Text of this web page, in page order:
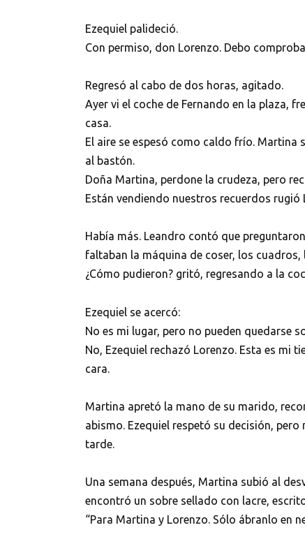
Ezequiel palideció.
Con permiso, don Lorenzo. Debo
Regresó al cabo de dos horas, agitado.
Ayer vi el coche de Fernando en la plaza,
casa.
El aire se espesó como caldo frío. Martina
al bastón.
Doña Martina, perdone la crudeza, pero
Están vendiendo nuestros recuerdos rugió
Había más. Leandro contó que
faltaban la máquina de coser, los
¿Cómo pudieron? gritó, regresando a la
Ezequiel se acercó:
No es mi lugar, pero no pueden quedarse
No, Ezequiel rechazó Lorenzo. Esta es mi
cara.
Martina apretó la mano de su marido,
abismo. Ezequiel respetó su decisión,
tarde.
Una semana después, Martina subió al
encontró un sobre sellado con lacre,
“Para Martina y Lorenzo. Sólo ábranlo en